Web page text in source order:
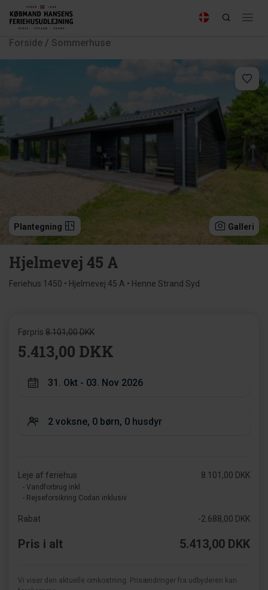
Forside / Sommerhuse
Plantegning Galleri
Hjelmevej 45 A
Feriehus 1450 • Hjelmevej 45 A • Henne Strand Syd
Førpris 8.101,00 DKK
5.413,00 DKK
Leje af feriehus
- Vandforbrug inkl.
- Rejseforsikring Codan inklusiv
8.101,00 DKK
Rabat -2.688,00 DKK
Pris i alt 5.413,00 DKK
Vi viser den aktuelle omkostning. Prisændringer fra udbyderen kan